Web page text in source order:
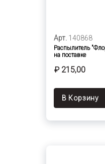
Арт. 140868
Распылитель
на поставке
₽ 215,00
В Корзину